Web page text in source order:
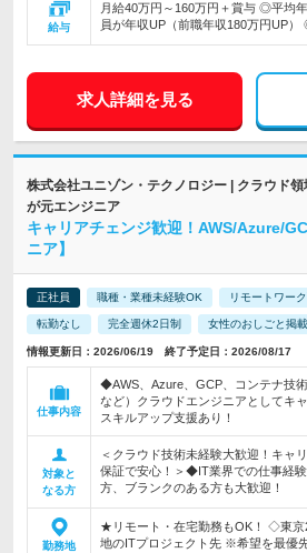
給与
月給40万円～160万円＋賞与 ◎平均
員が年収UP（前職年収180万円UP
求人詳細を見る
株式会社ユニゾン・テクノロジー | クラウド
が元エンジニア
キャリアチェンジ歓迎！AWS/Azure/
ニア】
正社員 職種・業種未経験OK リモートワー
転勤なし 完全週休2日制 女性のおしごと掲
情報更新日：2026/06/19 終了予定日：2026/08/17
仕事内容
◆AWS、Azure、GCP、コンテナ技
など）クラウドエンジニアとしてキ
スキルアップ支援あり！
対象と
なる方
＜クラウド技術未経験大歓迎！キャ
保証で安心！＞◆IT業界での仕事経
方、ブランクのある方も大歓迎！
勤務地
★リモート・在宅勤務もOK！ ◇東京
地のITプロジェクト先 ※希望を最優